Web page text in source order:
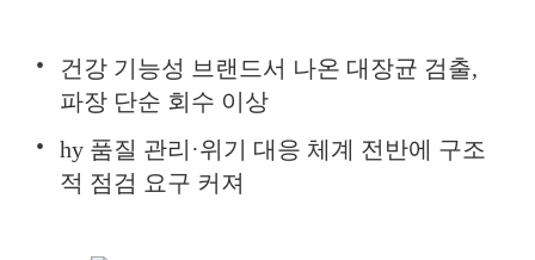
건강 기능성 브랜드서 나온 대장균 검출,
파장 단순 회수 이상
hy 품질 관리·위기 대응 체계 전반에 구조
적 점검 요구 커져